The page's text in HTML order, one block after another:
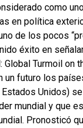
como
en política
de los pocos
éxito en
Global Turmoil on
un futuro los
Unidos)
mundial y que
Pronosticó